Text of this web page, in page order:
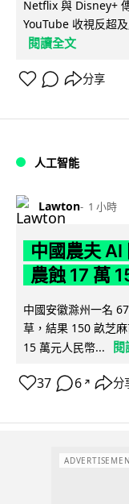
Netflix 與 Disney+
YouTube 收視反超
閱讀全文
分享
人工智能
Lawton 1 小時
中國農夫 AI
農蝕 17 萬
中國安徽滁州一名
草，結果 150 畝芝
15 萬元人民幣...
閱
37 6 ↗ 分